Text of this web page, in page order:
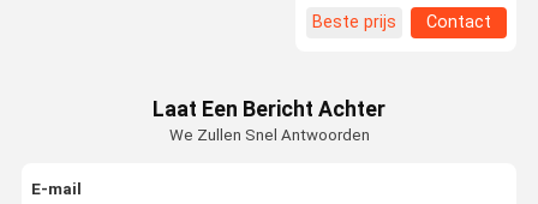
Beste prijs
Contact
Laat Een Bericht Achter
We Zullen Snel Antwoorden
E-mail